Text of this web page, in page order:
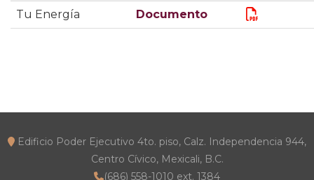
Tu Energía Documento
Edificio Poder Ejecutivo 4to. piso, Calz. Independencia 944,
Centro Cívico, Mexicali, B.C.
(686) 558-1010 ext. 1384